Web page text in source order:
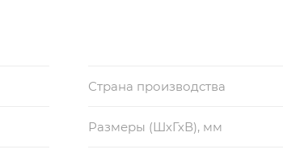
Страна производства
Размеры (ШхГхВ), мм